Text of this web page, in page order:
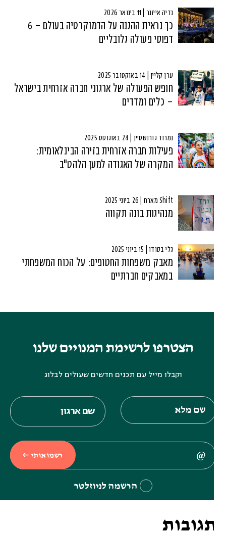
נדיה אייזנר | 11 בינואר 2026
כך נראית ההגנה על הדמוקרטיה בעולם – 6
דפוסי פעולה גלובליים
ערן קליין | 14 באוקטובר 2025
חופש הפעולה של ארגוני חברה אזרחית בישראל
– כלים ומדדים
נמרוד גורנשטיין | 24 באוגוסט 2025
פעילות חברה אזרחית בזירה הבינלאומית:
המקרה של האגודה למען הלהט"ב
Shift מארח | 26 ביוני 2025
מנהיגות בונה תקווה
גלי בסודו | 15 ביוני 2025
מאבק משפחות החטופים: על הכוח המשפחתי
במאבקים חברתיים
הצטרפו לרשימת המנויים שלנו
וקבלו מייל עם תכנים חדשים שעולים לבלוג
הרשמה לניוזלטר
רשמו אותי